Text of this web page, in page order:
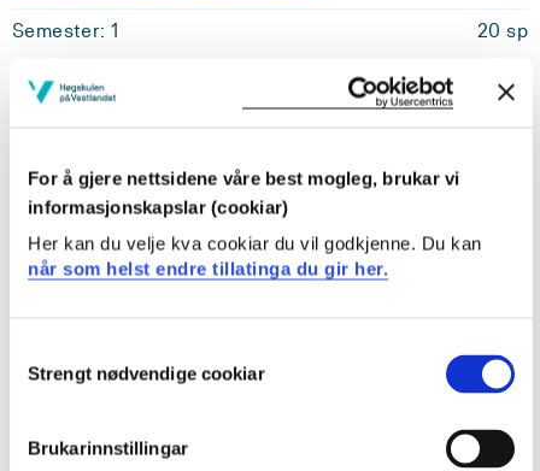
For å gjere nettsidene våre best mogleg, brukar vi
informasjonskapslar (cookiar)
Her kan du velje kva cookiar du vil godkjenne. Du kan
når som helst endre tillatinga du gir her.
Selection
Strengt nødvendige cookiar
Brukarinnstillingar
Semester: 1 20 sp
NHR101
Semester: 2
Krav: 60 studiepoeng